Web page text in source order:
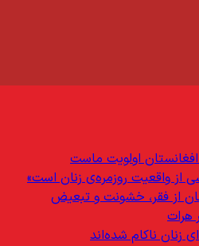
اولویت ماست
از واقعیت روزمره‌ی زنان است»
از فقر، خشونت و تبعیض
هرات
ناکام شده‌اند